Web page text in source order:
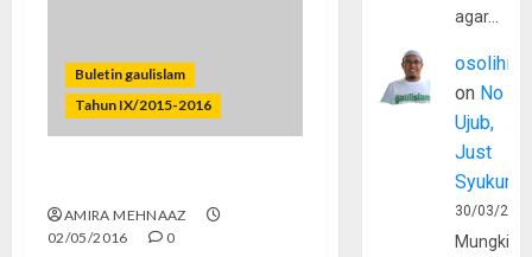
Buletin gaulislam
Tahun IX/2015-2016
AMIRA MEHNAAZ
02/05/2016
0
agar…
osolihin
on No
Ujub,
Just
Syukur
30/03/
Mungkin